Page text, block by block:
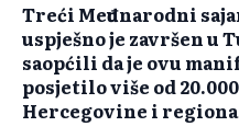
Treći Međunarodni
uspješno je završen u
saopćili da je ovu
posjetilo više od
Hercegovine i